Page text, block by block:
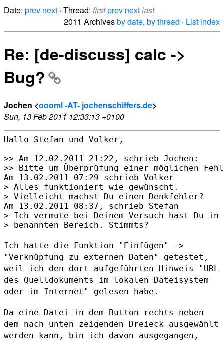
Date: prev next · Thread: firstprev nextlast
2011 Archivesby date, by thread · List index
Re: [de-discuss] calc ->
Bug?
Jochen <oooml -AT- jochenschiffers.de>
Sun, 13 Feb 2011 12:33:13 +0100
Hallo Stefan und Volker,
>> Am 12.02.2011 21:22, schrieb Jochen:
>> Bitte um Überprüfung einer möglichen
Am 13.02.2011 07:29 schrieb Volker
> Alles funktioniert wie gewünscht.
> Vielleicht machst Du einen Denkfehler?
Am 13.02.2011 08:37, schrieb Stefan
> Ich vermute bei Deinem Versuch hast Du
> benannten Bereich. Stimmts?
Ich hatte die Funktion "Einfügen" ->
"Verknüpfung zu externen Daten" getestet,
weil ich den dort aufgeführten Hinweis "URL
des Quelldokuments im lokalen Dateisystem
oder im Internet" gelesen habe.
Da eine Datei in dem Button rechts neben
dem nach unten zeigenden Dreieck ausgewählt
werden kann, bin ich davon ausgegangen,